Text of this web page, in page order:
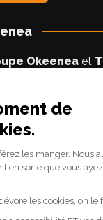
Okeeneaet
non-voyant
DV